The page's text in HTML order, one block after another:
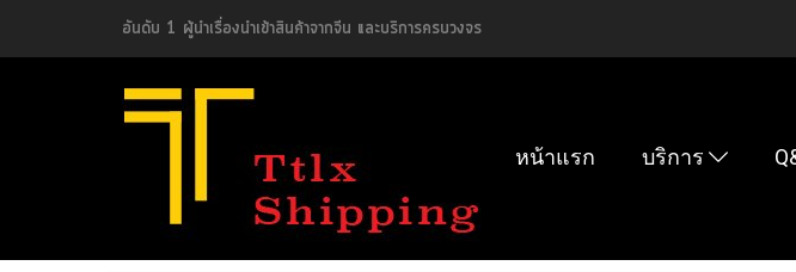
อันดับ 1 ผู้นำเรื่องนำเข้าสินค้าจากจีน และบริการครบวงจร
หน้าแรก บริการ